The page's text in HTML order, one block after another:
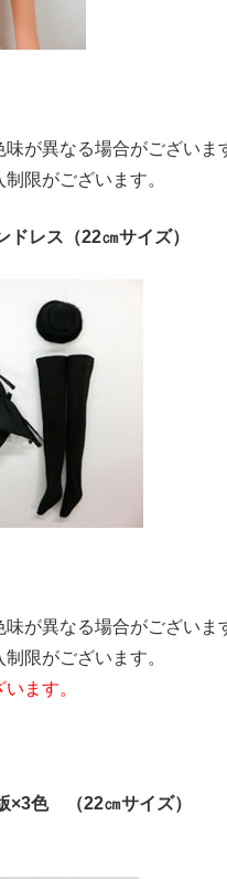
味が異なる場合がございま
限がございます。
レス（22㎝サイズ）
味が異なる場合がございま
限がございます。
ます。
×3色 （22㎝サイズ）